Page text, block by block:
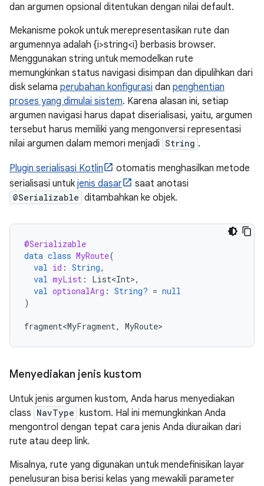
dan argumen opsional ditentukan dengan nilai default.
Mekanisme pokok untuk merepresentasikan rute dan
argumennya adalah {i>string<i} berbasis browser.
Menggunakan string untuk memodelkan rute
memungkinkan status navigasi disimpan dan dipulihkan dari
disk selama perubahan konfigurasi dan penghentian
proses yang dimulai sistem. Karena alasan ini, setiap
argumen navigasi harus dapat diserialisasi, yaitu, argumen
tersebut harus memiliki yang mengonversi representasi
nilai argumen dalam memori menjadi String .
Plugin serialisasi Kotlin
otomatis menghasilkan metode
serialisasi untuk jenis dasar saat anotasi
@Serializable ditambahkan ke objek.
@Serializable
data class MyRoute(
val id : String,
val myList : List<Int>,
val optionalArg : String? = null
)
fragment<MyFragment, MyRoute
Menyediakan jenis kustom
Untuk jenis argumen kustom, Anda harus menyediakan
class NavType
kustom. Hal ini memungkinkan Anda
mengontrol dengan tepat cara jenis Anda diuraikan dari
rute atau deep link.
Misalnya, rute yang digunakan untuk mendefinisikan layar
penelusuran bisa berisi kelas yang mewakili parameter